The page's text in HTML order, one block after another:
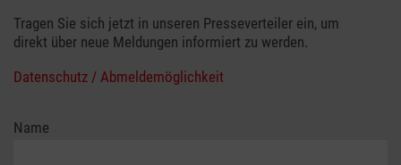
Tragen Sie sich jetzt in unseren Presseverteiler ein, um
direkt über neue Meldungen informiert zu werden.
Datenschutz / Abmeldemöglichkeit
Name